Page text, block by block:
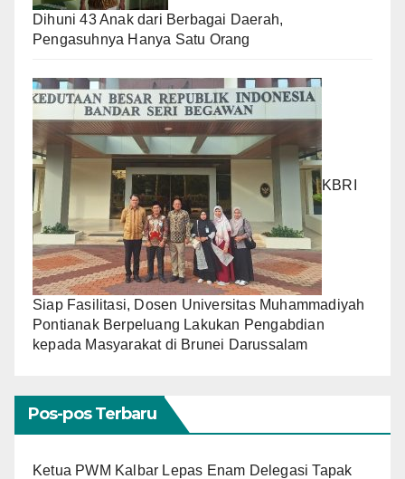
Dihuni 43 Anak dari Berbagai Daerah,
Pengasuhnya Hanya Satu Orang
KBRI
Siap Fasilitasi, Dosen Universitas Muhammadiyah
Pontianak Berpeluang Lakukan Pengabdian
kepada Masyarakat di Brunei Darussalam
Pos-pos Terbaru
Ketua PWM Kalbar Lepas Enam Delegasi Tapak